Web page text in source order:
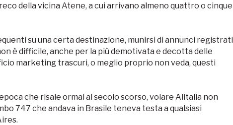
della vicina Atene, a cui arrivano almeno quattro o cinque
su una certa destinazione, munirsi di annunci registrati
è difficile, anche per la più demotivata e decotta delle
marketing trascuri, o meglio proprio non veda, questi
che risale ormai al secolo scorso, volare Alitalia non
747 che andava in Brasile teneva testa a qualsiasi